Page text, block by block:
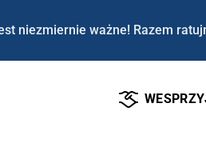
niezmiernie ważne! Razem